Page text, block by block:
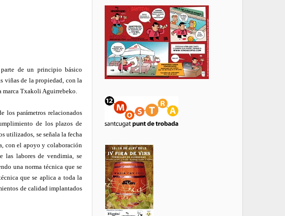
de un principio básico
viñas de la propiedad, con la
Txakoli Aguirrebeko.
los parámetros relacionados
de los plazos de
utilizados, se señala la fecha
con el apoyo y colaboración
las labores de vendimia, se
una norma técnica que se
que se aplica a toda la
de calidad implantados